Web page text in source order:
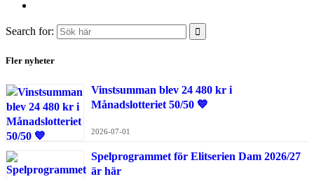
Search for:
Fler nyheter
Vinstsumman blev 24 480 kr i
Månadslotteriet 50/50 💙
2026-07-01
Spelprogrammet för Elitserien Dam 2026/27
är här